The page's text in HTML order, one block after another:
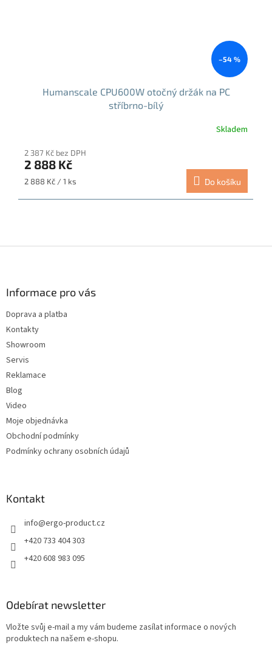
–54 %
Humanscale CPU600W otočný držák na PC
stříbrno-bílý
Skladem
2 387 Kč bez DPH
2 888 Kč
Měrná
2 888 Kč / 1 ks Do košíku
Informace pro vás
Doprava a platba
Kontakty
Showroom
Servis
Reklamace
Blog
Video
Moje objednávka
Obchodní podmínky
Podmínky ochrany osobních údajů
Kontakt
info@ergo-product.cz
+420 733 404 303
+420 608 983 095
Odebírat newsletter
Vložte svůj e-mail a my vám budeme zasílat informace o nových
produktech na našem e-shopu.